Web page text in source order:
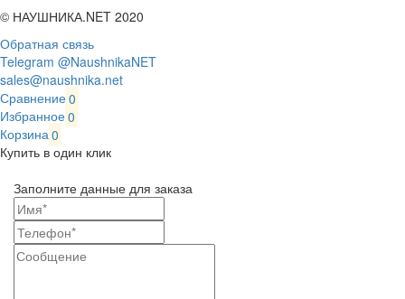
© НАУШНИКА.NET 2020
Обратная связь
Telegram @NaushnikaNET
sales@naushnika.net
Сравнение0
Избранное0
Корзина0
Купить в один клик
Заполните данные для заказа